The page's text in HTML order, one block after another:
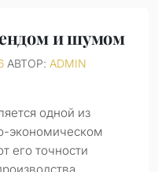
и шумом
АВТОР: ADMIN
одной из
экономическом
его точности